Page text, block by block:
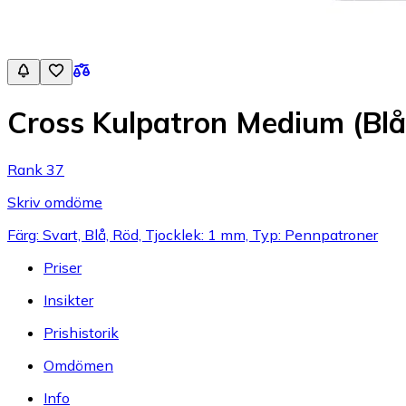
Cross Kulpatron Medium
Rank 37
Skriv omdöme
Färg: Svart, Blå, Röd, Tjocklek: 1 mm, Typ: Pennpatroner
Priser
Insikter
Prishistorik
Omdömen
Info